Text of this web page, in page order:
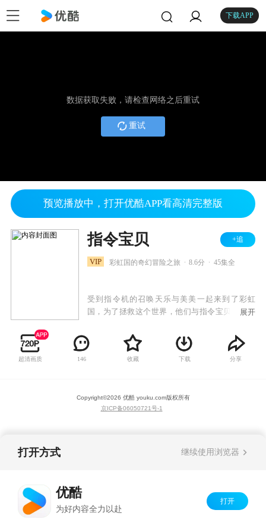
下载APP
数据获取失败，请检查网络之后重试
重试
预览播放中，打开优酷APP看高清完整版
指令宝贝 +追
VIP 彩虹国的奇幻冒险之旅 8.6分 45集全
受到指令机的召唤天乐与美美一起来到了彩虹
国，为了拯救这个世界，他们与指令宝贝红宝开
克服各种困难，结识了更多同伴，最终凭着友
情、爱与正义的力量拯救了彩虹国。
展开
超清画质 146 收藏 下载 分享
Copyright©2026 优酷 youku.com版权所有
京ICP备06050721号-1
打开方式 继续使用浏览器
优酷
为好内容全力以赴
打开